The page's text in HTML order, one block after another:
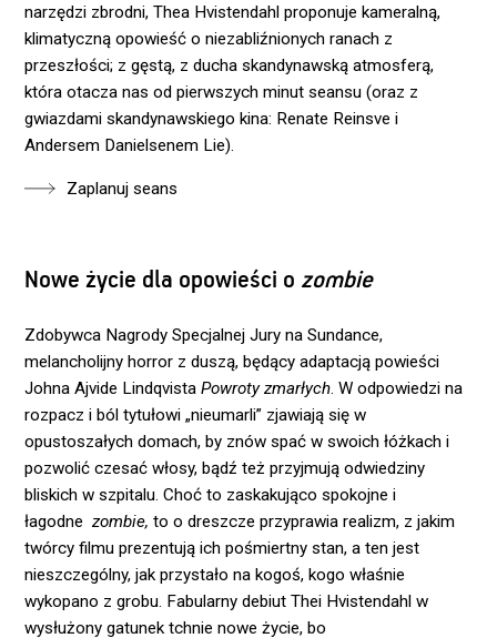
narzędzi zbrodni, Thea Hvistendahl proponuje kameralną,
klimatyczną opowieść o niezabliźnionych ranach z
przeszłości; z gęstą, z ducha skandynawską atmosferą,
która otacza nas od pierwszych minut seansu (oraz z
gwiazdami skandynawskiego kina: Renate Reinsve i
Andersem Danielsenem Lie).
Zaplanuj seans
Nowe życie dla opowieści o zombie
Zdobywca Nagrody Specjalnej Jury na Sundance,
melancholijny horror z duszą, będący adaptacją powieści
Johna Ajvide LindqvistaPowroty zmarłych. W odpowiedzi na
rozpacz i ból tytułowi „nieumarli” zjawiają się w
opustoszałych domach, by znów spać w swoich łóżkach i
pozwolić czesać włosy, bądź też przyjmują odwiedziny
bliskich w szpitalu. Choć to zaskakująco spokojne i
łagodnezombie, to o dreszcze przyprawia realizm, z jakim
twórcy filmu prezentują ich pośmiertny stan, a ten jest
nieszczególny, jak przystało na kogoś, kogo właśnie
wykopano z grobu. Fabularny debiut Thei Hvistendahl w
wysłużony gatunek tchnie nowe życie, bo